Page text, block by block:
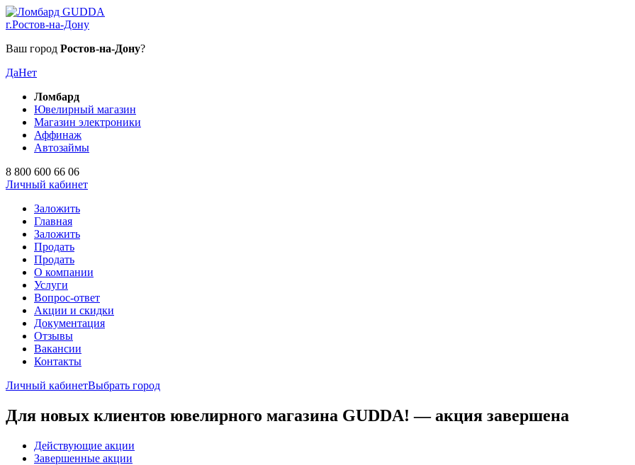
г.Ростов-на-Дону
Ваш город Ростов-на-Дону?
ДаНет
Ломбард
Ювелирный магазин
Магазин электроники
Аффинаж
Автозаймы
8 800 600 66 06
Личный кабинет
Заложить
Главная
Заложить
Продать
Продать
О компании
Услуги
Вопрос-ответ
Акции и скидки
Документация
Отзывы
Вакансии
Контакты
Личный кабинетВыбрать город
Для новых клиентов ювелирного магазина GUDDA! — акция завершена
Действующие акции
Завершенные акции